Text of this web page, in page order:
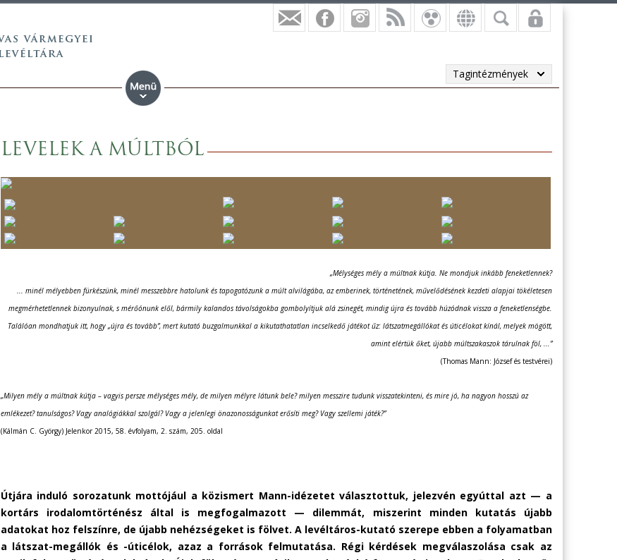
Tagintézmények
LEVELEK A MÚLTBÓL
„Mélységes mély a múltnak kútja. Ne mondjuk inkább feneketlennek?
... minél mélyebben fürkészünk, minél messzebbre hatolunk és tapogatózunk a múlt alvilágába, az emberinek, történetének, művelődésének kezdeti alapjai tökéletesen
megmérhetetlennek bizonyulnak, s mérőónunk elől, bármily kalandos távolságokba gombolyítjuk alá zsinegét, mindig újra és tovább húzódnak vissza a feneketlenségbe.
Találóan mondhatjuk itt, hogy „újra és tovább”, mert kutató buzgalmunkkal a kikutathatatlan incselkedő játékot űz: látszatmegállókat és úticélokat kínál, melyek mögött,
amint elértük őket, újabb múltszakaszok tárulnak föl, ...”
(Thomas Mann: József és testvérei)
„Milyen mély a múltnak kútja – vagyis persze mélységes mély, de milyen mélyre látunk bele? milyen messzire tudunk visszatekinteni, és mire jó, ha nagyon hosszú az
emlékezet? tanulságos? Vagy analógiákkal szolgál? Vagy a jelenlegi önazonosságunkat erősíti meg? Vagy szellemi játék?”
(Kálmán C. György) Jelenkor 2015, 58. évfolyam, 2. szám, 205. oldal
Útjára induló soro​​zatunk mottójául a közismert Mann-idézetet választottuk, jelezvén egyúttal azt — a
kortárs irodalomtörténész által is megfogalmazott — dilemmát, miszerint minden kutatás újabb
adatokat hoz felszínre, de újabb nehézségeket is fölvet. A levéltáros-kutató szerepe ebben a folyamatban
a látszat-megállók és -úticélok, azaz a források felmutatása. Régi kérdések megválaszolása csak az